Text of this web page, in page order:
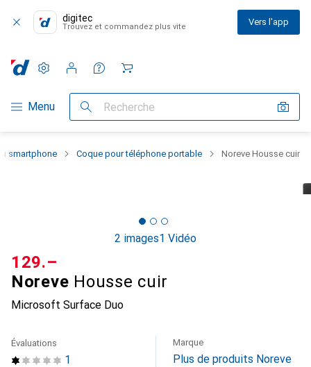
digitec
Trouvez et commandez plus vite Vers l'app
Navigation par catégorie
Menu Recherche
Paramètres
Compte client
Listes de comparaison
Listes d'envies
Panier
smartphone Coque pour téléphone portable Noreve Housse cuir
2 images1 Vidéo
Noreve Housse cuir
Microsoft Surface Duo
CHF
129.–
1
Évaluations Marque
Plus de produits Noreve